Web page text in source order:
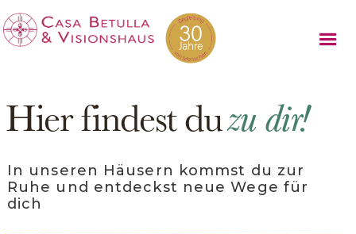
Hier findest duzu dir!
In unseren Häusern kommst du zur
Ruhe und entdeckst neue Wege für
dich